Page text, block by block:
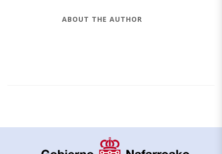
ABOUT THE AUTHOR